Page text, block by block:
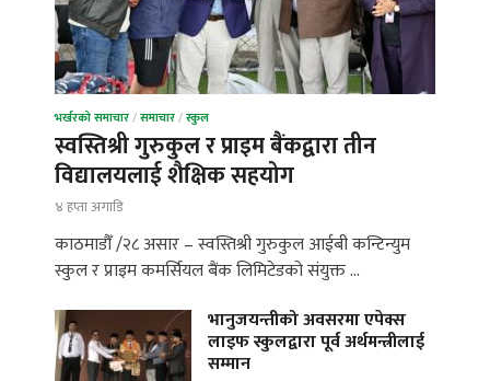
भर्खरको समाचार/समाचार/स्कुल
स्वस्तिश्री गुरुकुल र प्राइम बैंकद्वारा तीन
विद्यालयलाई शैक्षिक सहयोग
४ हप्ता अगाडि
काठमाडौँ /२८ असार – स्वस्तिश्री गुरुकुल आईबी कन्टिन्युम
स्कुल र प्राइम कमर्सियल बैंक लिमिटेडको संयुक्त …
भानुजयन्तीको अवसरमा एपेक्स
लाइफ स्कुलद्वारा पूर्व अर्थमन्त्रीलाई
सम्मान